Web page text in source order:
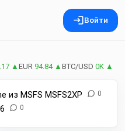
Войти
▲ EUR 94.84 ▲ BTC/USD 0K ▲
из MSFS MSFS2XP 0
0